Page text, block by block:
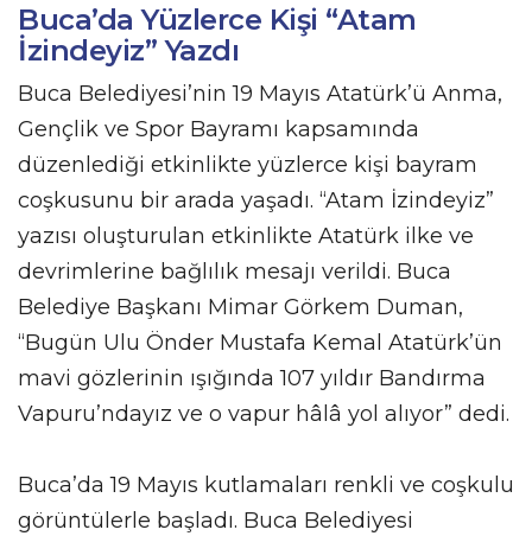
Buca’da Yüzlerce Kişi “Atam
İzindeyiz” Yazdı
Buca Belediyesi’nin 19 Mayıs Atatürk’ü Anma,
Gençlik ve Spor Bayramı kapsamında
düzenlediği etkinlikte yüzlerce kişi bayram
coşkusunu bir arada yaşadı. “Atam İzindeyiz”
yazısı oluşturulan etkinlikte Atatürk ilke ve
devrimlerine bağlılık mesajı verildi. Buca
Belediye Başkanı Mimar Görkem Duman,
“Bugün Ulu Önder Mustafa Kemal Atatürk’ün
mavi gözlerinin ışığında 107 yıldır Bandırma
Vapuru’ndayız ve o vapur hâlâ yol alıyor” dedi.
Buca’da 19 Mayıs kutlamaları renkli ve coşkulu
görüntülerle başladı. Buca Belediyesi